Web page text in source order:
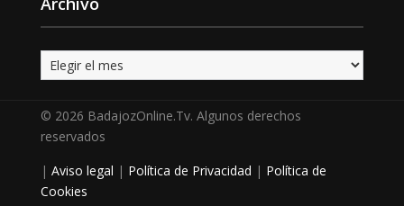
Archivo
© 2026 BadajozOnline.Tv. Algunos derechos
reservados
| Aviso legal | Política de Privacidad | Política de
Cookies